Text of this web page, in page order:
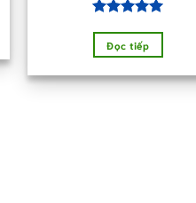
hạng 5.00
5 sao
Đọc tiếp